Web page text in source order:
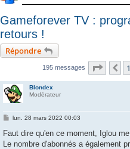
Gameforever TV :
retours !
Répondre
195 messages Page 131
Blondex
Modérateur
M
s
a
lun. 28 mars 2022 00:03
Faut dire qu'en ce moment, Iglou
Le nombre d'abonnés a également